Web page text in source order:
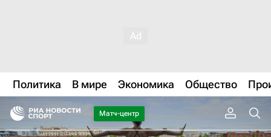
Политика В мире Экономика Общество
Матч-центр